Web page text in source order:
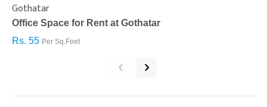
Gothatar
Office Space for Rent at Gothatar
Rs. 55 Per Sq.Feet
‹ ›